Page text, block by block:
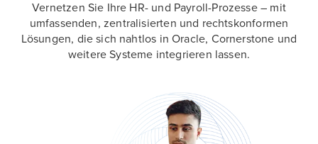
Vernetzen Sie Ihre HR- und Payroll-Prozesse – mit
umfassenden, zentralisierten und rechtskonformen
Lösungen, die sich nahtlos in Oracle, Cornerstone und
weitere Systeme integrieren lassen.